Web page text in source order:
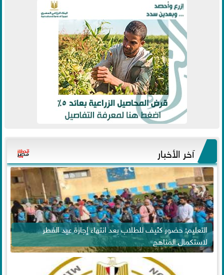
آخر الأخبار
التعليم: حضور كثيف للطلاب بعد انتهاء إجازة عيد الفطر
لاستكمال المناهج